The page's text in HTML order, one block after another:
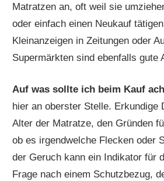
Matratzen an, oft weil sie
oder einfach einen Neukauf
Kleinanzeigen in Zeitungen oder
Supermärkten sind ebenfalls gute
Auf was sollte ich beim Kauf
hier an oberster Stelle. Erkundige
Alter der Matratze, den Gründen
ob es irgendwelche Flecken oder
der Geruch kann ein Indikator für
Frage nach einem Schutzbezug,